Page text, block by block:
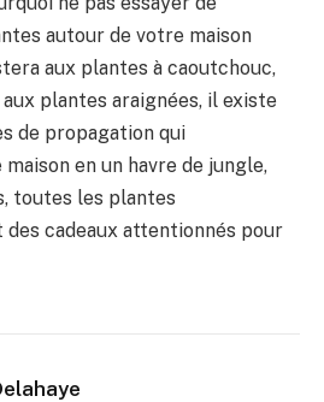
autour de votre maison
aux plantes à caoutchouc,
plantes araignées, il existe
de propagation qui
en un havre de jungle,
toutes les plantes
cadeaux attentionnés pour